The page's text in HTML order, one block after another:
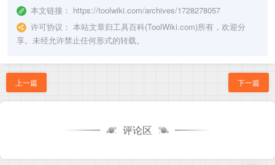
本文链接： https://toolwiki.com/archives/1728278057
许可协议： 本站文章归工具百科(ToolWiki.com)所有，欢迎分
享。未经允许禁止任何形式的转载。
上一篇 下一篇
评论区